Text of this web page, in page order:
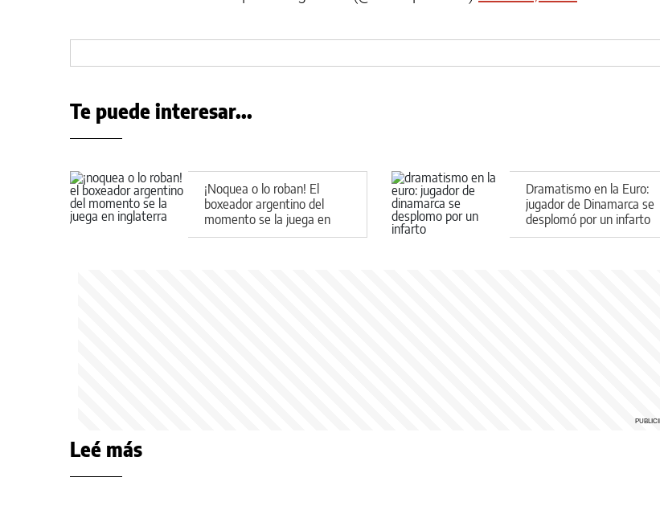
Te puede interesar...
¡Noquea o lo roban! El
boxeador argentino del
momento se la juega en
Inglaterra
Dramatismo en la Euro:
jugador de Dinamarca se
desplomó por un infarto
Leé más